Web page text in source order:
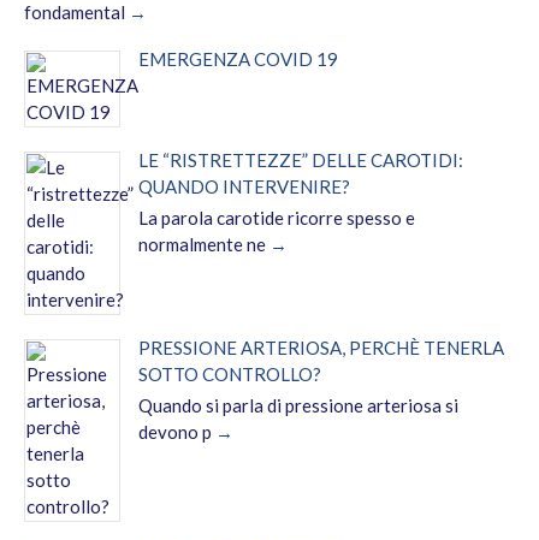
fondamental
EMERGENZA COVID 19
LE “RISTRETTEZZE” DELLE CAROTIDI:
QUANDO INTERVENIRE?
La parola carotide ricorre spesso e
normalmente ne
PRESSIONE ARTERIOSA, PERCHÈ TENERLA
SOTTO CONTROLLO?
Quando si parla di pressione arteriosa si
devono p